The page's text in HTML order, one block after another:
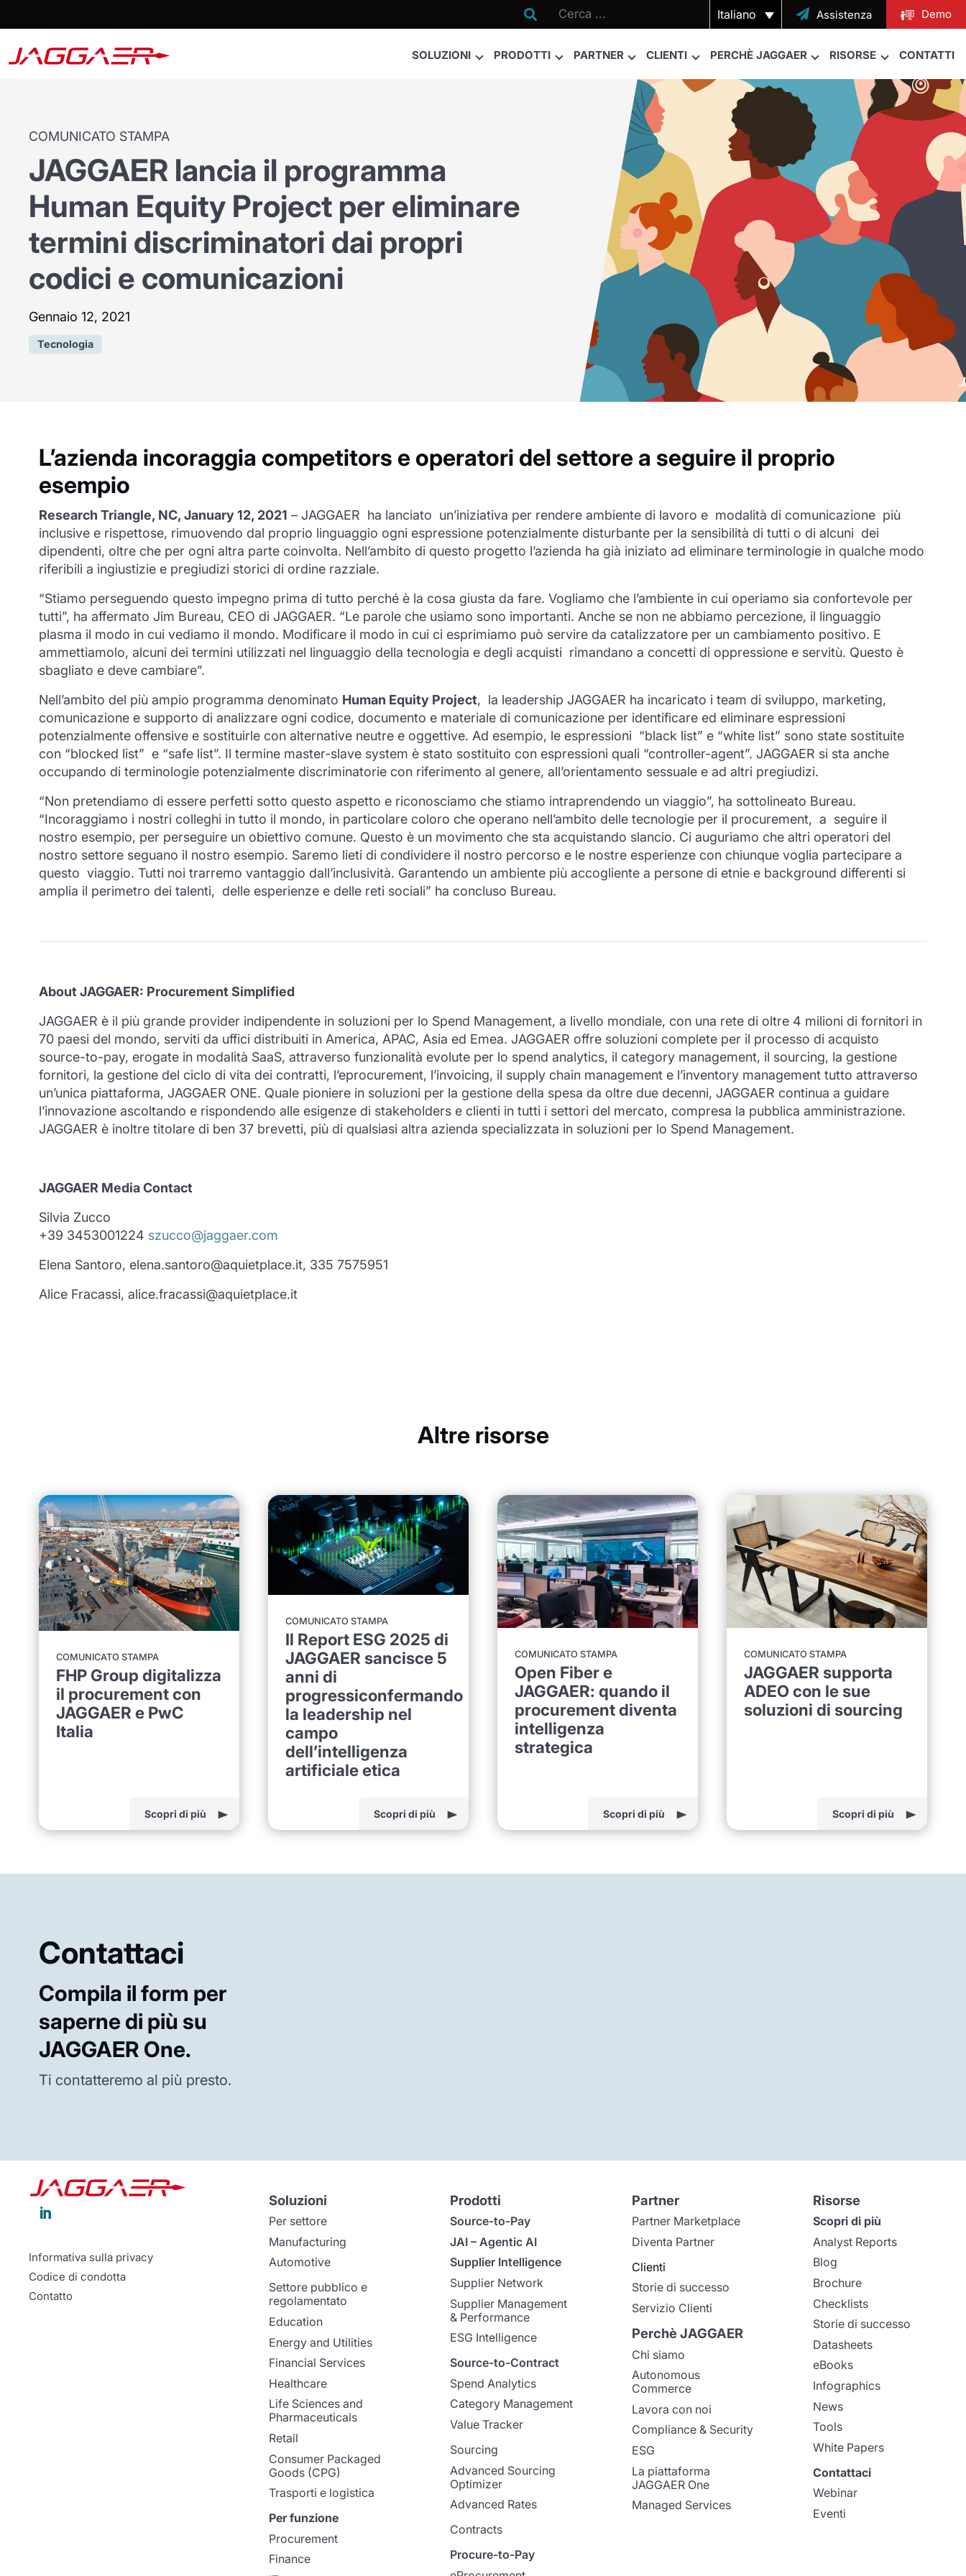
 Italiano  Assistenza Demo
SOLUZIONI PRODOTTI PARTNER CLIENTI PERCHÈ JAGGAER RISORSE CONTATTI
COMUNICATO STAMPA
JAGGAER lancia il programma
Human Equity Project per eliminare
termini discriminatori dai propri
codici e comunicazioni
Gennaio 12, 2021
Tecnologia
L’azienda incoraggia competitors e operatori del settore a seguire il proprio
esempio
Research Triangle, NC, January 12, 2021 – JAGGAER ha lanciato un’iniziativa per rendere ambiente di lavoro e modalità di comunicazione più
inclusive e rispettose, rimuovendo dal proprio linguaggio ogni espressione potenzialmente disturbante per la sensibilità di tutti o di alcuni dei
dipendenti, oltre che per ogni altra parte coinvolta. Nell’ambito di questo progetto l’azienda ha già iniziato ad eliminare terminologie in qualche modo
riferibili a ingiustizie e pregiudizi storici di ordine razziale.
“Stiamo perseguendo questo impegno prima di tutto perché è la cosa giusta da fare. Vogliamo che l’ambiente in cui operiamo sia confortevole per
tutti”, ha affermato Jim Bureau, CEO di JAGGAER. “Le parole che usiamo sono importanti. Anche se non ne abbiamo percezione, il linguaggio
plasma il modo in cui vediamo il mondo. Modificare il modo in cui ci esprimiamo può servire da catalizzatore per un cambiamento positivo. E
ammettiamolo, alcuni dei termini utilizzati nel linguaggio della tecnologia e degli acquisti rimandano a concetti di oppressione e servitù. Questo è
sbagliato e deve cambiare”.
Nell’ambito del più ampio programma denominato Human Equity Project, la leadership JAGGAER ha incaricato i team di sviluppo, marketing,
comunicazione e supporto di analizzare ogni codice, documento e materiale di comunicazione per identificare ed eliminare espressioni
potenzialmente offensive e sostituirle con alternative neutre e oggettive. Ad esempio, le espressioni “black list” e “white list” sono state sostituite
con “blocked list” e “safe list”. Il termine master-slave system è stato sostituito con espressioni quali “controller-agent”. JAGGAER si sta anche
occupando di terminologie potenzialmente discriminatorie con riferimento al genere, all’orientamento sessuale e ad altri pregiudizi.
“Non pretendiamo di essere perfetti sotto questo aspetto e riconosciamo che stiamo intraprendendo un viaggio”, ha sottolineato Bureau.
“Incoraggiamo i nostri colleghi in tutto il mondo, in particolare coloro che operano nell’ambito delle tecnologie per il procurement, a seguire il
nostro esempio, per perseguire un obiettivo comune. Questo è un movimento che sta acquistando slancio. Ci auguriamo che altri operatori del
nostro settore seguano il nostro esempio. Saremo lieti di condividere il nostro percorso e le nostre esperienze con chiunque voglia partecipare a
questo viaggio. Tutti noi trarremo vantaggio dall’inclusività. Garantendo un ambiente più accogliente a persone di etnie e background differenti si
amplia il perimetro dei talenti, delle esperienze e delle reti sociali” ha concluso Bureau.
About JAGGAER: Procurement Simplified
JAGGAER è il più grande provider indipendente in soluzioni per lo Spend Management, a livello mondiale, con una rete di oltre 4 milioni di fornitori in
70 paesi del mondo, serviti da uffici distribuiti in America, APAC, Asia ed Emea. JAGGAER offre soluzioni complete per il processo di acquisto
source-to-pay, erogate in modalità SaaS, attraverso funzionalità evolute per lo spend analytics, il category management, il sourcing, la gestione
fornitori, la gestione del ciclo di vita dei contratti, l’eprocurement, l’invoicing, il supply chain management e l’inventory management tutto attraverso
un’unica piattaforma, JAGGAER ONE. Quale pioniere in soluzioni per la gestione della spesa da oltre due decenni, JAGGAER continua a guidare
l’innovazione ascoltando e rispondendo alle esigenze di stakeholders e clienti in tutti i settori del mercato, compresa la pubblica amministrazione.
JAGGAER è inoltre titolare di ben 37 brevetti, più di qualsiasi altra azienda specializzata in soluzioni per lo Spend Management.
JAGGAER Media Contact
Silvia Zucco
+39 3453001224 szucco@jaggaer.com
Elena Santoro, elena.santoro@aquietplace.it, 335 7575951
Alice Fracassi, alice.fracassi@aquietplace.it
Altre risorse
COMUNICATO STAMPA
FHP Group digitalizza
il procurement con
JAGGAER e PwC
Italia
Scopri di più
COMUNICATO STAMPA
Il Report ESG 2025 di
JAGGAER sancisce 5
anni di
progressiconfermando
la leadership nel
campo
dell’intelligenza
artificiale etica
Scopri di più
COMUNICATO STAMPA
Open Fiber e
JAGGAER: quando il
procurement diventa
intelligenza
strategica
Scopri di più
COMUNICATO STAMPA
JAGGAER supporta
ADEO con le sue
soluzioni di sourcing
Scopri di più
Contattaci
Compila il form per
saperne di più su
JAGGAER One.
Ti contatteremo al più presto.

Informativa sulla privacy
Codice di condotta
Contatto
Soluzioni
Per settore
Manufacturing
Automotive
Settore pubblico e
regolamentato
Education
Energy and Utilities
Financial Services
Healthcare
Life Sciences and
Pharmaceuticals
Retail
Consumer Packaged
Goods (CPG)
Trasporti e logistica
Per funzione
Procurement
Finance
Prodotti
Source-to-Pay
JAI – Agentic AI
Supplier Intelligence
Supplier Network
Supplier Management
& Performance
ESG Intelligence
Source-to-Contract
Spend Analytics
Category Management
Value Tracker
Sourcing
Advanced Sourcing
Optimizer
Advanced Rates
Contracts
Procure-to-Pay
Partner
Partner Marketplace
Diventa Partner
Clienti
Storie di successo
Servizio Clienti
Perchè JAGGAER
Chi siamo
Autonomous
Commerce
Lavora con noi
Compliance & Security
ESG
La piattaforma
JAGGAER One
Managed Services
Risorse
Scopri di più
Analyst Reports
Blog
Brochure
Checklists
Storie di successo
Datasheets
eBooks
Infographics
News
Tools
White Papers
Contattaci
Webinar
Eventi